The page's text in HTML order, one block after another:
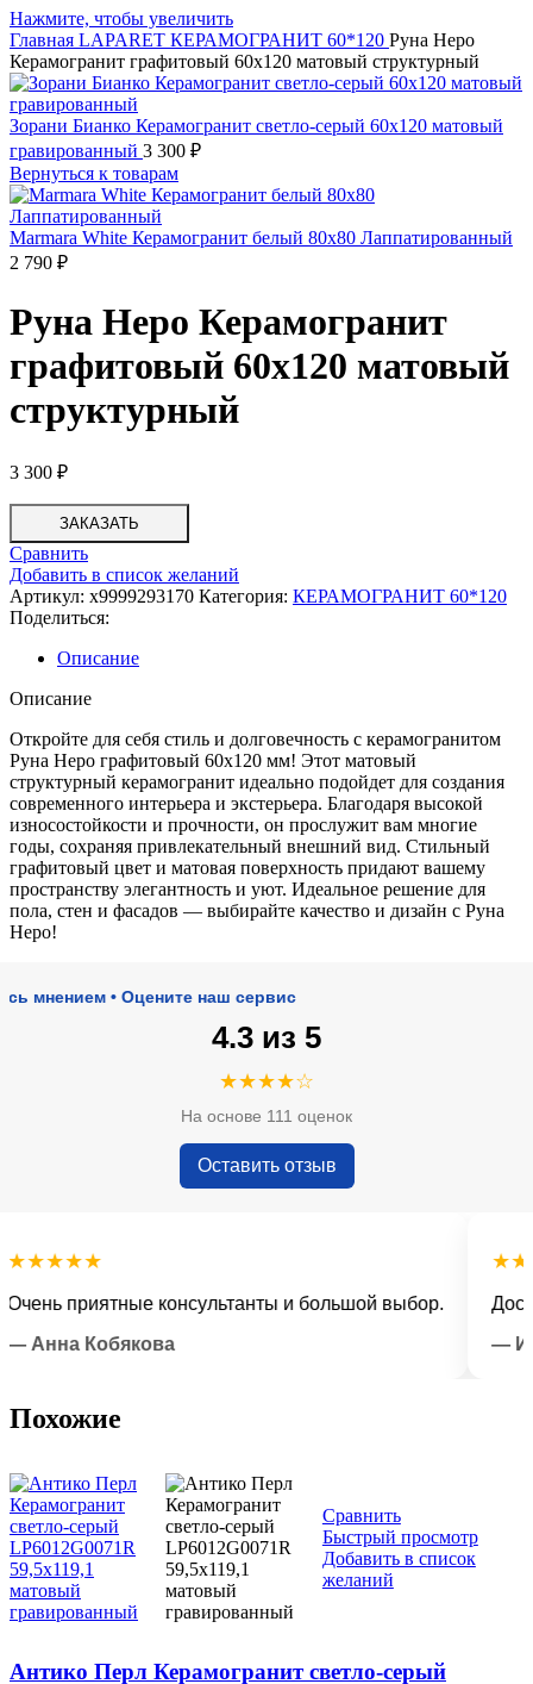
Нажмите, чтобы увеличить
Главная LAPARET КЕРАМОГРАНИТ 60*120 Руна Неро
Керамогранит графитовый 60х120 матовый структурный
Зорани Бианко Керамогранит светло-серый 60х120 матовый
гравированный 3 300 ₽
Вернуться к товарам
Marmara White Керамогранит белый 80x80 Лаппатированный
2 790 ₽
Руна Неро Керамогранит
графитовый 60х120 матовый
структурный
3 300 ₽
ЗАКАЗАТЬ
Сравнить
Добавить в список желаний
Артикул: х9999293170 Категория: КЕРАМОГРАНИТ 60*120
Поделиться:
Описание
Описание
Откройте для себя стиль и долговечность с керамогранитом
Руна Неро графитовый 60х120 мм! Этот матовый
структурный керамогранит идеально подойдет для создания
современного интерьера и экстерьера. Благодаря высокой
износостойкости и прочности, он прослужит вам многие
годы, сохраняя привлекательный внешний вид. Стильный
графитовый цвет и матовая поверхность придают вашему
пространству элегантность и уют. Идеальное решение для
пола, стен и фасадов — выбирайте качество и дизайн с Руна
Неро!
• Оцените наш сервис
4.3 из 5
★★★★☆
На основе 111 оценок
Оставить отзыв
приятные консультанты и большой выбор.
Кобякова
— Илья
Похожие
Сравнить
Быстрый просмотр
Добавить в список
желаний
Антико Перл Керамогранит светло-серый